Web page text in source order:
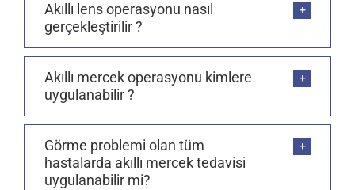
Akıllı lens operasyonu nasıl
gerçekleştirilir ?
Akıllı mercek operasyonu kimlere
uygulanabilir ?
Görme problemi olan tüm
hastalarda akıllı mercek tedavisi
uygulanabilir mi?